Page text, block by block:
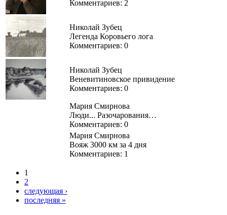
Комментариев: 2
Николай Зубец
Легенда Коровьего лога
Комментариев: 0
Николай Зубец
Веневитиновское привидение
Комментариев: 0
Мария Смирнова
Люди... Разочарования…
Комментариев: 0
Мария Смирнова
Вояж 3000 км за 4 дня
Комментариев: 1
1
2
следующая ›
последняя »